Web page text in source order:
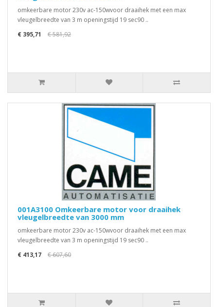
omkeerbare motor 230v ac-150wvoor draaihek met een max
vleugelbreedte van 3 m openingstijd 19 sec90 ..
€ 395,71
€ 581,92
001A3100 Omkeerbare motor voor draaihek
vleugelbreedte van 3000 mm
omkeerbare motor 230v ac-150wvoor draaihek met een max
vleugelbreedte van 3 m openingstijd 19 sec90 ..
€ 413,17
€ 607,60